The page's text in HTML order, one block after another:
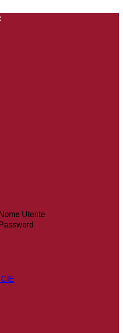
Nome Utente
Password